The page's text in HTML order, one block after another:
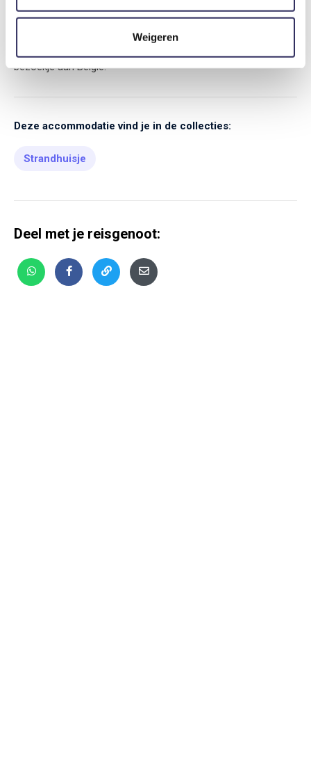
Weigeren
De suites liggen op het mooie strand van Vlissingen.
Vlissingen heeft een bruisend stadshart en is een ideale
bezoekje aan België.
Deze accommodatie vind je in de collecties:
Strandhuisje
Deel met je reisgenoot: